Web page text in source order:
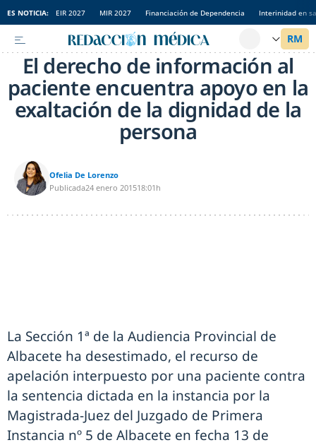
ES NOTICIA: EIR 2027 MIR 2027 Financiación de Dependencia Interinidad en
El derecho de información al
paciente encuentra apoyo en la
exaltación de la dignidad de la
persona
Ofelia De Lorenzo
Publicada24 enero 201518:01h
La Sección 1ª de la Audiencia Provincial de
Albacete ha desestimado, el recurso de
apelación interpuesto por una paciente contra
la sentencia dictada en la instancia por la
Magistrada-Juez del Juzgado de Primera
Instancia nº 5 de Albacete en fecha 13 de